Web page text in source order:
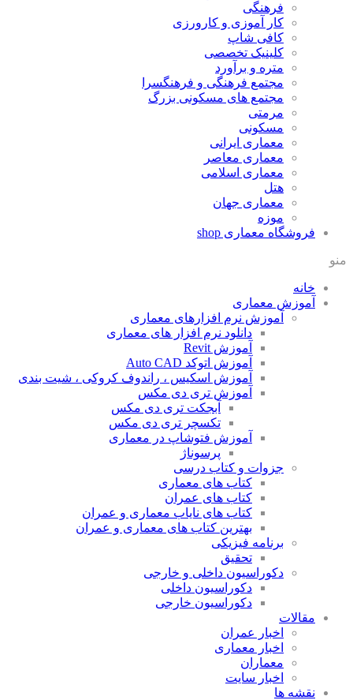
فرهنگی
کار آموزی و کارورزی
کافی شاپ
کلینیک تخصصی
متره و برآورد
مجتمع فرهنگی و فرهنگسرا
مجتمع های مسکونی بزرگ
مرمتی
مسکونی
معماری ایرانی
معماری معاصر
معماری اسلامی
هتل
معماری جهان
موزه
فروشگاه معماری shop
منو
خانه
آموزش معماری
آموزش نرم افزارهای معماری
دانلود نرم افزار های معماری
آموزش Revit
آموزش اتوکد Auto CAD
آموزش اسکیس ، راندوف کروکی ، شیت بندی
آموزش تری دی مکس
آبجکت تری دی مکس
تکسچر تری دی مکس
آموزش فتوشاپ در معماری
پرسوناژ
جزوات و کتاب درسی
کتاب های معماری
کتاب های عمران
کتاب های نایاب معماری و عمران
بهترین کتاب های معماری و عمران
برنامه فیزیکی
تحقیق
دکوراسیون داخلی و خارجی
دکوراسیون داخلی
دکوراسیون خارجی
مقالات
اخبار عمران
اخبار معماری
معماران
اخبار سایت
نقشه ها